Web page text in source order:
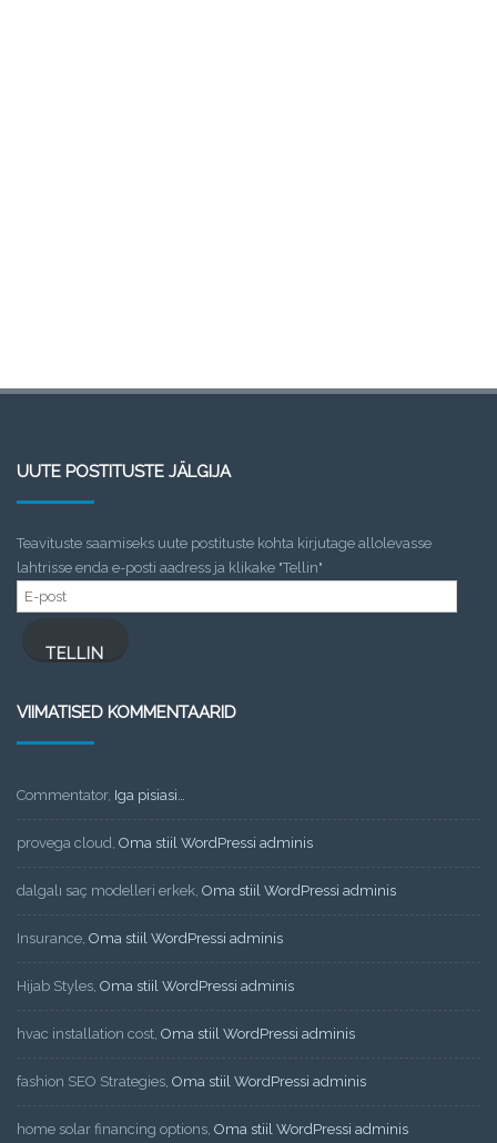
UUTE POSTITUSTE JÄLGIJA
Teavituste saamiseks uute postituste kohta kirjutage allolevasse
lahtrisse enda e-posti aadress ja klikake "Tellin"
E-
post
TELLIN
VIIMATISED KOMMENTAARID
Commentator, Iga pisiasi…
provega cloud, Oma stiil WordPressi adminis
dalgalı saç modelleri erkek, Oma stiil WordPressi adminis
Insurance, Oma stiil WordPressi adminis
Hijab Styles, Oma stiil WordPressi adminis
hvac installation cost, Oma stiil WordPressi adminis
fashion SEO Strategies, Oma stiil WordPressi adminis
home solar financing options, Oma stiil WordPressi adminis